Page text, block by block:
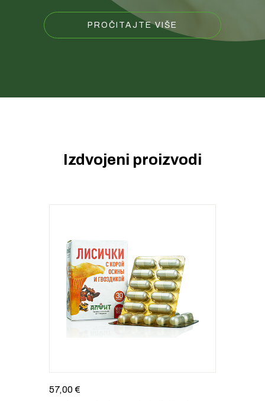
PROČITAJTE VIŠE
Izdvojeni proizvodi
57,00 €